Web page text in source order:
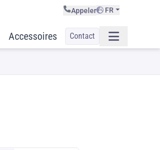
Appeler FR
Accessoires Contact